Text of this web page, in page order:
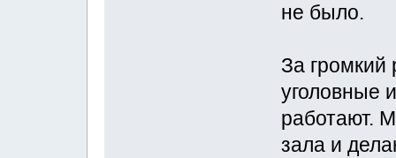
не было.
За громкий
уголовные
работают.
зала и